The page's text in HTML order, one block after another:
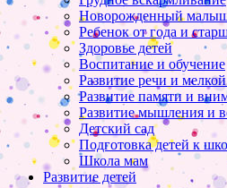
Новорожденный
Ребенок от года и
Здоровье детей
Воспитание и обучение
Развитие речи и
Развитие памяти и
Развитие мышления и
Детский сад
Подготовка детей к
Школа мам
Развитие детей